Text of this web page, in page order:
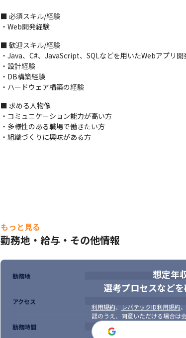
・入社後2カ月～3カ月程度はメンバーポジションの業務
・チームの先頭に立ち、進捗状況確認をしたり指示出しを
・100％自社開発であるためユーザーの声が近いだけでな
・『XC-Gate』は特許を取得しており、高い技術力が魅力
■ 必須スキル/経験
・Web開発経験
■ 歓迎スキル/経験
・Java、C#、JavaScript、SQLなどを用いたWebアプリ開
・設計経験
・DB構築経験
・ハードウェア構築の経験
■ 求める人物像
・コミュニケーション能力が高い方
・多様性のある職場で働きたい方
・組織づくりに興味がある方
もっと見る
勤務地・給与・その他情報
想定年
選考プロセスなど
利用規約、 レバテックID利用規約、
認のうえ、同意いただける場合は
勤務地
アクセス
勤務時間